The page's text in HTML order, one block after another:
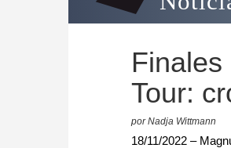
Tour:
por Nadja Wittmann
18/11/2022 –